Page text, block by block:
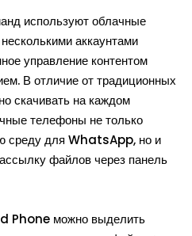
используют облачные
аккаунтами
управление контентом
В отличие от традиционных
скачивать на каждом
телефоны не только
среду для WhatsApp, но и
файлов через панель
Phone можно выделить